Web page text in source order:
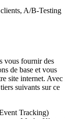
A/B-Testing
vous fournir des
de base et vous
site internet. Avec
suivants sur ce
Tracking)